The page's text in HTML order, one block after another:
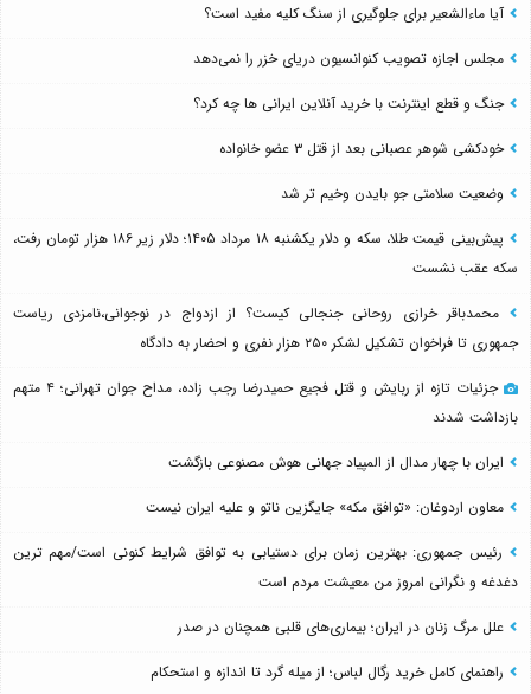
آیا ماءالشعیر برای جلوگیری از سنگ کلیه مفید است؟
مجلس اجازه تصویب کنوانسیون دریای خزر را نمی‌دهد
جنگ و قطع اینترنت با خرید آنلاین ایرانی ها چه کرد؟
خودکشی شوهر عصبانی بعد از قتل ۳ عضو خانواده
وضعیت سلامتی جو بایدن وخیم تر شد
پیش‌بینی قیمت طلا، سکه و دلار یکشنبه ۱۸ مرداد ۱۴۰۵؛ دلار زیر ۱۸۶ هزار تومان رفت،
سکه عقب نشست
محمدباقر خرازی روحانی جنجالی کیست؟ از ازدواج در نوجوانی،نامزدی ریاست
جمهوری تا فراخوان تشکیل لشکر ۲۵۰ هزار نفری و احضار به دادگاه
جزئیات تازه از ربایش و قتل فجیع حمیدرضا رجب زاده، مداح جوان تهرانی؛ ۴ متهم
بازداشت شدند
ایران با چهار مدال از المپیاد جهانی هوش مصنوعی بازگشت
معاون اردوغان: «توافق مکه» جایگزین ناتو و علیه ایران نیست
رئیس جمهوری: بهترین زمان برای دستیابی به توافق شرایط کنونی است/مهم ترین
دغدغه و نگرانی امروز من معیشت مردم است
علل مرگ زنان در ایران؛ بیماری‌های قلبی همچنان در صدر
راهنمای کامل خرید رگال لباس؛ از میله گرد تا اندازه و استحکام